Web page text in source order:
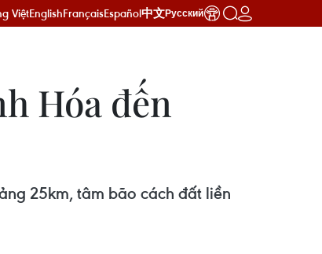
ViệtEnglishFrançaisEspañol中文Русский
Hóa đến
25km, tâm bão cách đất liền